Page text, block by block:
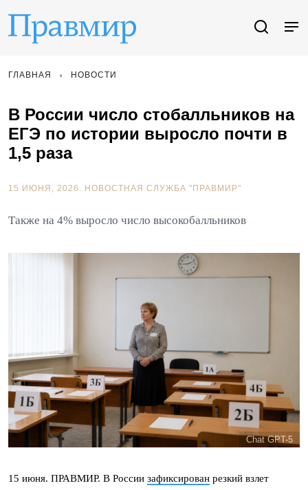
ГЛАВНАЯ НОВОСТИ
В России число стобалльников на
ЕГЭ по истории выросло почти в
1,5 раза
15 ИЮНЯ, 2026. НОВОСТНАЯ СЛУЖБА "ПРАВМИР"
Также на 4% выросло число высокобалльников
Chat GPT-5
15 июня. ПРАВМИР. В России зафиксирован резкий взлет